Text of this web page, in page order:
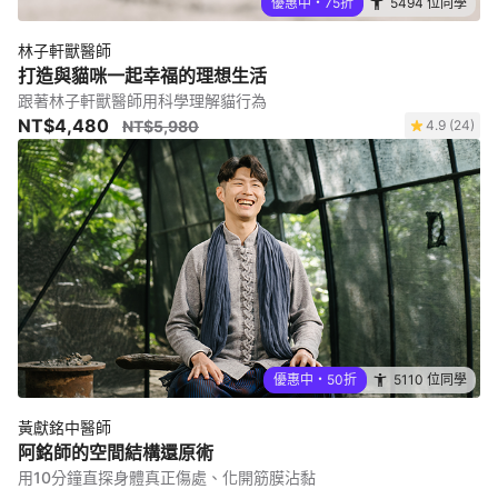
林子軒獸醫師
打造與貓咪一起幸福的理想生活
跟著林子軒獸醫師用科學理解貓行為
NT$4,480 NT$5,980 4.9 (24)
優惠中・50折 5110 位同學
黃獻銘中醫師
阿銘師的空間結構還原術
用10分鐘直探身體真正傷處、化開筋膜沾黏